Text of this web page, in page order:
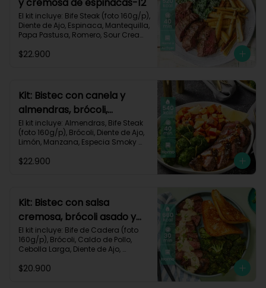
El kit incluye: Bife Steak (foto 160g/p),
Diente de Ajo, Espinaca, Mantequilla,
Papa Pastusa, Romero, Sour Cream
$22.900
Kit: Bistec con canela y
almendras, brócoli,
zanahorias asadas y
manzana-60
El kit incluye: Almendras, Bife Steak
(foto 160g/p), Brócoli, Diente de Ajo,
Limón, Manzana, Especia Smoky
Receta Impresa.
$22.900
Kit: Bistec con salsa
cremosa, brócoli asado y
pan de ajo-67
El kit incluye: Bife de Cadera (foto
160g/p), Brócoli, Caldo de Pollo,
Cebolla Larga, Diente de Ajo,
Hamburguesa, Sour Cream, Receta
$20.900